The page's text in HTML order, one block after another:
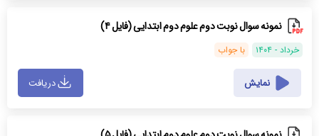
نمونه سوال نوبت دوم علوم دوم ابتدایی (فایل ۴)
خرداد - ۱۴۰۴ با جواب
نمایش دریافت